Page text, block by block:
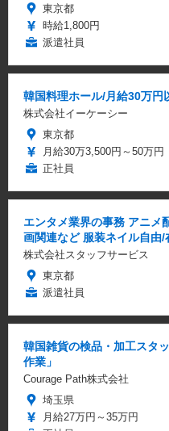
東京都
時給1,800円
派遣社員
韓国料理ホール/月給30万円
株式会社イーケーシー
東京都
月給30万3,500円～50万円
正社員
エンタメ業界の事務 アニメ
画関連など 服装ネイル自由/
株式会社スタッフサービス
東京都
派遣社員
韓国雑貨の検品・加工スタ
作業」
Courage Path株式会社
埼玉県
月給27万円～35万円